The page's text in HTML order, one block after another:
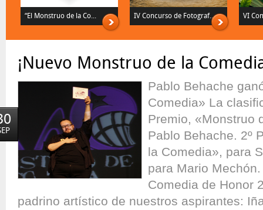
“El Monstruo de la Co... IV Concurso de Fotograf... VI
¡Nuevo Monstruo de la
Pablo Behache
Comedia» La
Premio, «Monstruo
Pablo Behache. 2º
la Comedia», para
para Mario
Comedia de Honor
padrino artístico de nuestros aspirantes: